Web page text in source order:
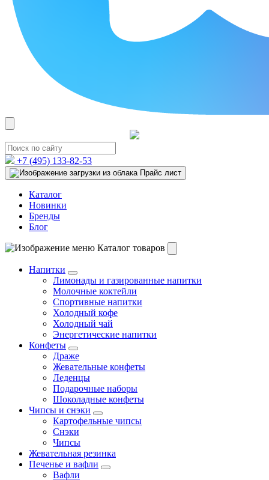
+7 (495) 133-82-53
Прайс лист
Каталог
Новинки
Бренды
Блог
Каталог товаров
Напитки
Лимонады и газированные напитки
Молочные коктейли
Спортивные напитки
Холодный кофе
Холодный чай
Энергетические напитки
Конфеты
Драже
Жевательные конфеты
Леденцы
Подарочные наборы
Шоколадные конфеты
Чипсы и снэки
Картофельные чипсы
Снэки
Чипсы
Жевательная резинка
Печенье и вафли
Вафли